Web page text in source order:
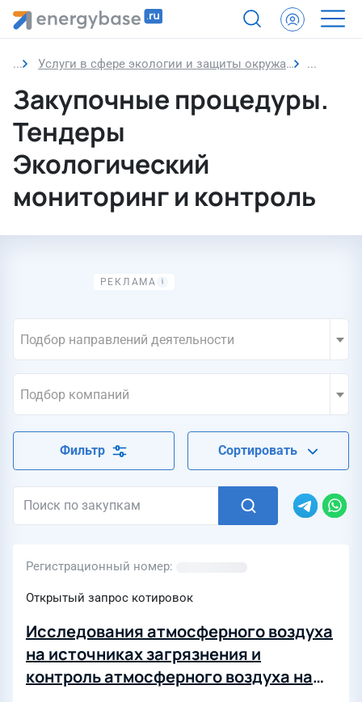
Услуги в сфере экологии и защиты окружающей среды
Закупочные процедуры.
Тендеры
Экологический
мониторинг и контроль
Подбор направлений деятельности
Подбор компаний
Фильтр Сортировать
Регистрационный номер
Открытый запрос котировок
Исследования атмосферного воздуха
на источниках загрязнения и
контроль атмосферного воздуха на